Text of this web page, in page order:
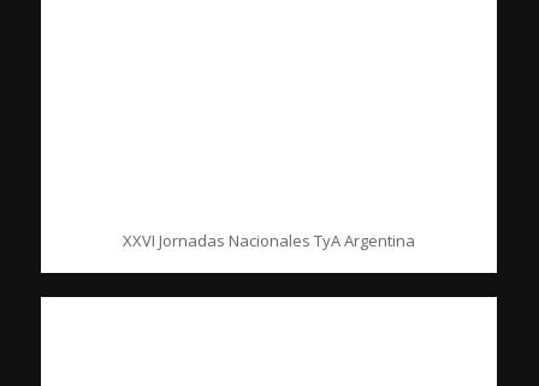
XXVI Jornadas Nacionales TyA Argentina